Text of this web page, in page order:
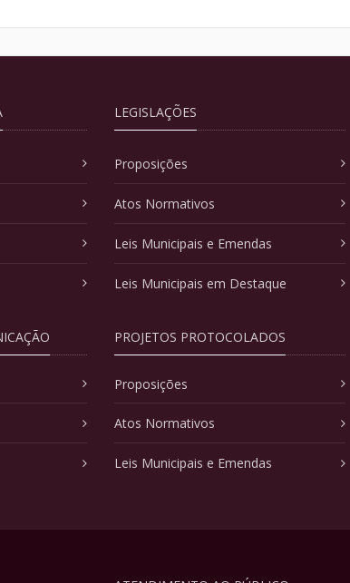
LEGISLAÇÕES
Proposições
Atos Normativos
Leis Municipais e Emendas
Leis Municipais em Destaque
PROJETOS PROTOCOLADOS
Proposições
Atos Normativos
Leis Municipais e Emendas